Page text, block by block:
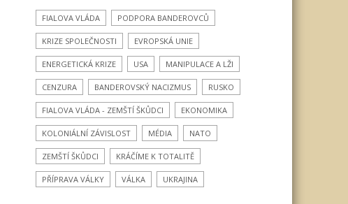
FIALOVA VLÁDA PODPORA BANDEROVCŮ
KRIZE SPOLEČNOSTI EVROPSKÁ UNIE
ENERGETICKÁ KRIZE USA MANIPULACE A LŽI
CENZURA BANDEROVSKÝ NACIZMUS RUSKO
FIALOVA VLÁDA - ZEMŠTÍ ŠKŮDCI EKONOMIKA
KOLONIÁLNÍ ZÁVISLOST MÉDIA NATO
ZEMŠTÍ ŠKŮDCI KRÁČÍME K TOTALITĚ
PŘÍPRAVA VÁLKY VÁLKA UKRAJINA